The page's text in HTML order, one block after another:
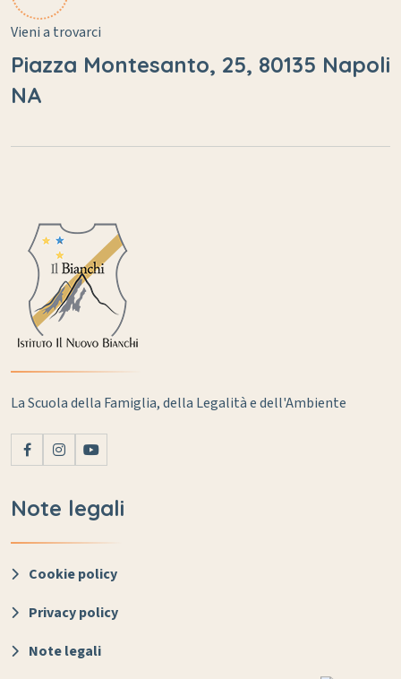
Vieni a trovarci
Piazza Montesanto, 25, 80135 Napoli
NA
La Scuola della Famiglia, della Legalità e dell'Ambiente
Note legali
Cookie policy
Privacy policy
Note legali